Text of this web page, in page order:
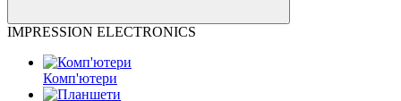
IMPRESSION ELECTRONICS
Комп'ютери